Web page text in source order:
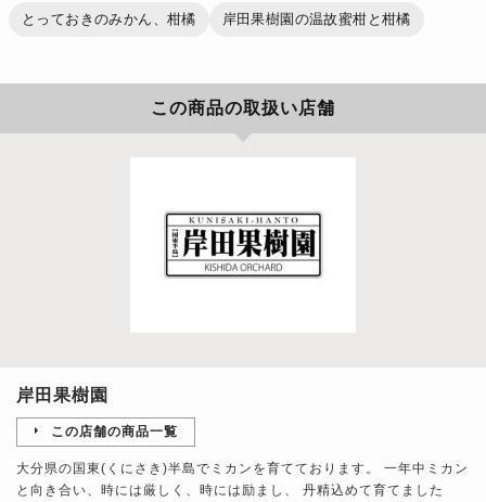
とっておきのみかん、柑橘 岸田果樹園の温故蜜柑と柑橘
この商品の取扱い店舗
岸田果樹園
この店舗の商品一覧
大分県の国東(くにさき)半島でミカンを育てております。 一年中ミカン
と向き合い、時には厳しく、時には励まし、 丹精込めて育てました